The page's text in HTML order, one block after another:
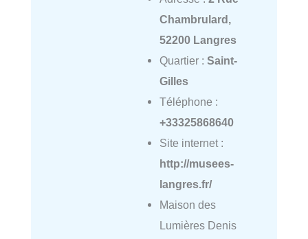
Chambrulard,
52200 Langres
Quartier : Saint-
Gilles
Téléphone :
+33325868640
Site internet :
http://musees-
langres.fr/
Maison des
Lumières Denis